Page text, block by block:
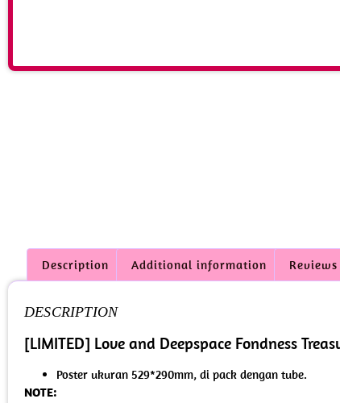
Description Additional information
DESCRIPTION
[LIMITED] Love and Deepspace Fondness
Poster ukuran 529*290mm, di pack dengan tube.
NOTE: